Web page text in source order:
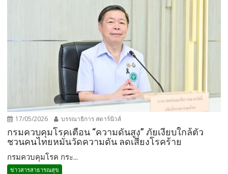
17/05/2026 บรรณาธิการ สตาร์นิวส์
กรมควบคุมโรคเตือน “ความดันสูง” ภัยเงียบใกล้ตัว
ชวนคนไทยหมั่นวัดความดัน ลดเสี่ยงโรคร้าย
กรมควบคุมโรค กระ...
ข่าวสารสาธารณสุข